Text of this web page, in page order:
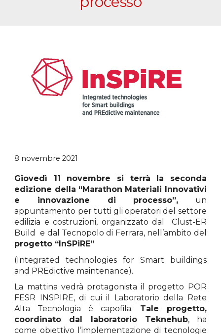
8 novembre 2021
Giovedì 11 novembre si terrà la seconda
edizione della “Marathon Materiali Innovativi
e innovazione di processo”, un
appuntamento per tutti gli operatori del settore
edilizia e costruzioni, organizzato dal Clust-ER
Build e dal Tecnopolo di Ferrara, nell’ambito del
progetto “InSPiRE”
(Integrated technologies for Smart buildings
and PREdictive maintenance).
La mattina vedrà protagonista il progetto POR
FESR INSPIRE, di cui il Laboratorio della Rete
Alta Tecnologia è capofila. Tale progetto,
coordinato dal laboratorio Teknehub, ha
come obiettivo l’implementazione di tecnologie